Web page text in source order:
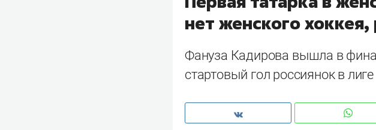
нет женского хоккея,
Фануза Кадирова вышла в
стартовый гол россиянок в лиге